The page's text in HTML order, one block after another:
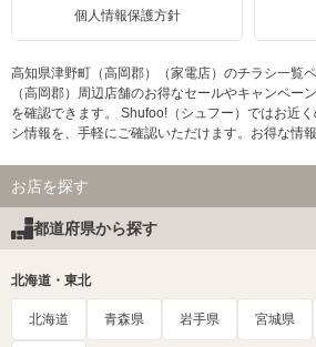
個人情報保護方針
高知県津野町（高岡郡）（家電店）のチラシ一覧
（高岡郡）周辺店舗のお得なセールやキャンペー
を確認できます。 Shufoo!（シュフー）ではお近
シ情報を、手軽にご確認いただけます。お得な情
お店を探す
都道府県から探す
北海道・東北
北海道 青森県 岩手県 宮城県